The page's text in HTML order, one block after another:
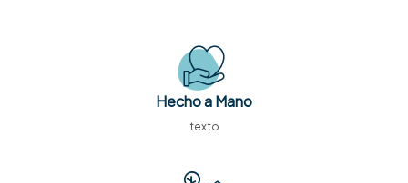
Hecho a Mano
texto